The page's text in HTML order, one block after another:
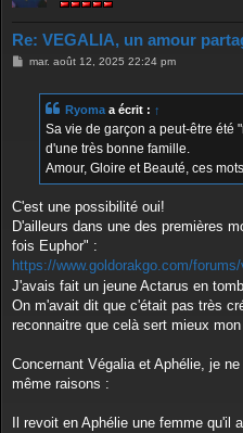
Re: VEGALIA, un amour
Mmar. août 12, 2025 22:24 pm
Ryoma a écrit : ↑
Sa vie de garçon a peut-être été
d'une très bonne famille.
Amour, Gloire et Beauté, ces
C'est une possibilité oui!
D'ailleurs dans une des premières
fois Euphor" :
https://www.goldorakgo.com/
J'avais fait un jeune Actarus en
On m'avait dit que c'était pas très
reconnaitre que celà sert mieux
Concernant Végalia et Aphélie, je
même raisons :
Il revoit en Aphélie une femme qu'il